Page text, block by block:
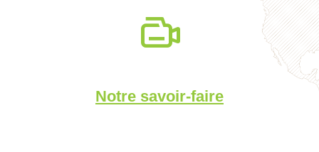
Notre savoir-faire